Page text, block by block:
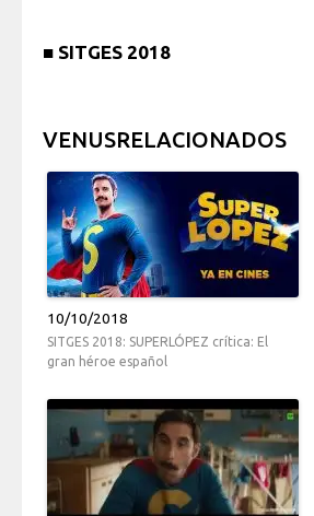
■ SITGES 2018
VENUSRELACIONADOS
10/10/2018
SITGES 2018: SUPERLÓPEZ crítica: El
gran héroe español